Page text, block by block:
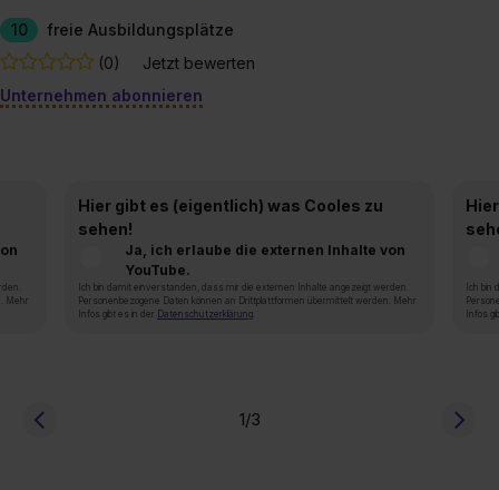
10
freie Ausbildungsplätze
(0)
Jetzt bewerten
Unternehmen abonnieren
Mehr
Hier gibt es (eigentlich) was Cooles zu
sehen!
Ja, ich erlaube die externen Inhalte von
YouTube.
Ich bin damit einverstanden, dass mir die externen Inhalte angezeigt werden.
Personenbezogene Daten können an Drittplattformen übermittelt werden. Mehr
Infos gibt es in der Datenschutzerklärung
Ich
Infos
1/3